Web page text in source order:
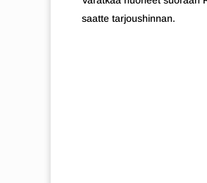
saatte tarjoushinnan.